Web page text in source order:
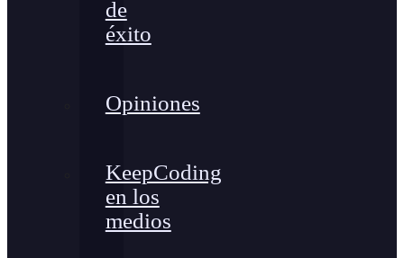
de
éxito
Opiniones
KeepCoding
en los
medios